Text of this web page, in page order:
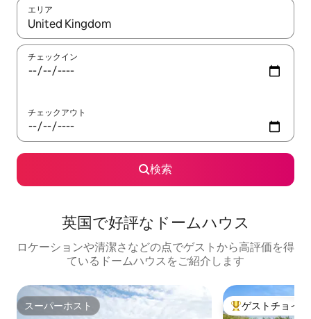
エリア
検索結果が表示されたら、上下の矢印キーを使って移動するか
チェックイン
チェックアウト
検索
英国で好評なドームハウス
ロケーションや清潔さなどの点でゲストから高評価を得
ているドームハウスをご紹介します
スーパーホスト
スーパーホスト 大好評のゲスト
ゲストチョイス